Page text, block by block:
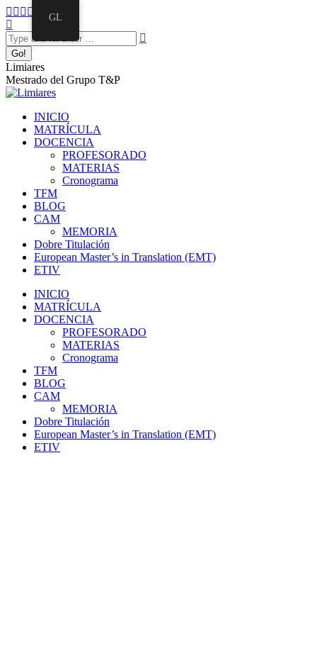
Limiares
Mestrado del Grupo T&P
INICIO
MATRÍCULA
DOCENCIA
PROFESORADO
MATERIAS
Cronograma
TFM
BLOG
CAM
MEMORIA
Dobre Titulación
European Master’s in Translation (EMT)
ETIV
INICIO
MATRÍCULA
DOCENCIA
PROFESORADO
MATERIAS
Cronograma
TFM
BLOG
CAM
MEMORIA
Dobre Titulación
European Master’s in Translation (EMT)
ETIV
GL